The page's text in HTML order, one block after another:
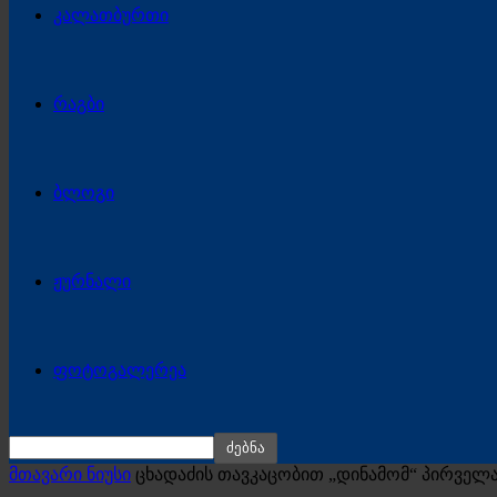
კალათბურთი
რაგბი
ბლოგი
ჟურნალი
ფოტოგალერეა
მთავარი ნიუსი ცხადაძის თავკაცობით „დინამომ“